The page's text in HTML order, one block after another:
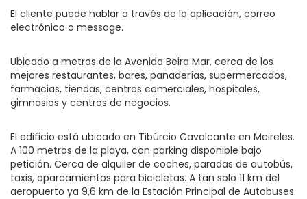
El cliente puede hablar a través de la aplicación, correo
electrónico o message.
Ubicado a metros de la Avenida Beira Mar, cerca de los
mejores restaurantes, bares, panaderías, supermercados,
farmacias, tiendas, centros comerciales, hospitales,
gimnasios y centros de negocios.
El edificio está ubicado en Tibúrcio Cavalcante en Meireles.
A 100 metros de la playa, con parking disponible bajo
petición. Cerca de alquiler de coches, paradas de autobús,
taxis, aparcamientos para bicicletas. A tan solo 11 km del
aeropuerto ya 9,6 km de la Estación Principal de Autobuses.